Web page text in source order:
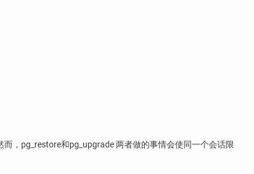
， pg_restore和pg_upgrade两者做的事情会使同一个会话限